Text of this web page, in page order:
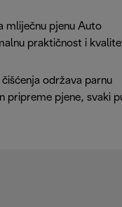
mliječnu pjenu Auto
praktičnost i
održava parnu
pripreme pjene, svaki